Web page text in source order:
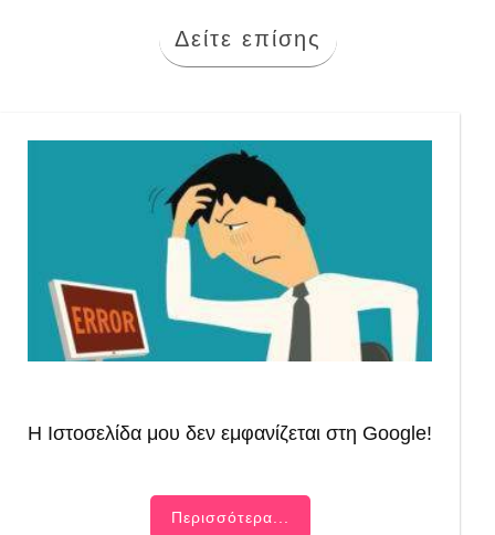
Δείτε επίσης
Η Ιστοσελίδα μου δεν εμφανίζεται στη Google!
Περισσότερα...